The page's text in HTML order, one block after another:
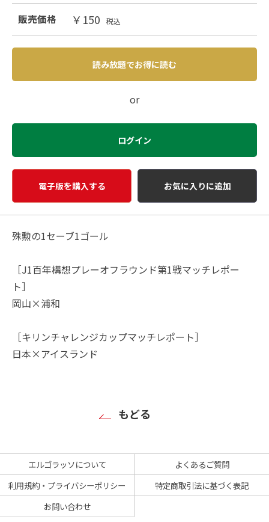
販売価格 ￥150 税込
読み放題でお得に読む
or
ログイン
電子版を購入する お気に入りに追加
殊勲の1セーブ1ゴール
［J1百年構想プレーオフラウンド第1戦マッチレポー
ト］
岡山×浦和
［キリンチャレンジカップマッチレポート］
日本×アイスランド
もどる
エルゴラッソについて
よくあるご質問
利用規約・プライバシーポリシー
特定商取引法に基づく表記
お問い合わせ